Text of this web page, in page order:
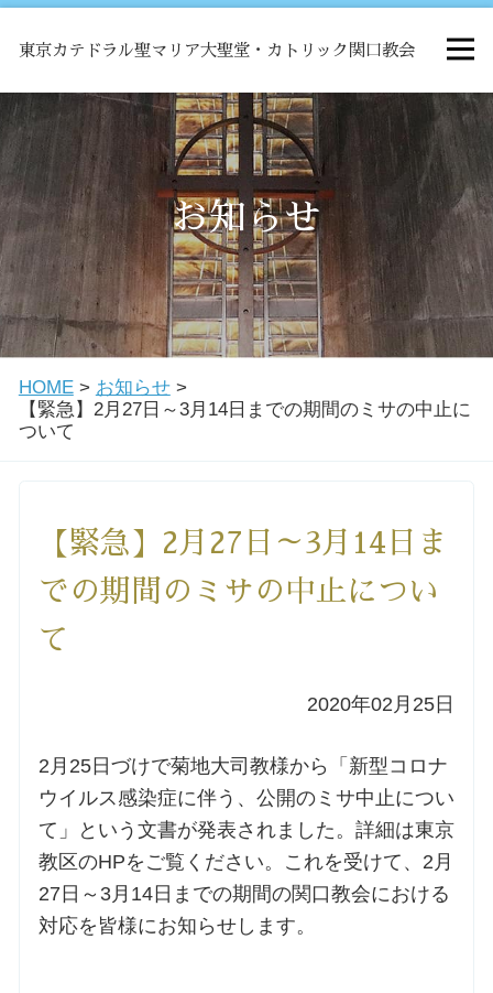
東京カテドラル聖マリア大聖堂・カトリック関口教会
HOME
ミサ
お知らせ
関口教会について
教会学校・中高生会
洗礼を希望される方
講座のご案内
シスター中島の講座
教区カテキスタの講座
三田助祭の講座
お知らせ
HOME> お知らせ>
【緊急】2月27日～3月14日までの期間のミサの中止に
ついて
【緊急】2月27日～3月14日ま
での期間のミサの中止につい
て
2020年02月25日
2月25日づけで菊地大司教様から「新型コロナ
ウイルス感染症に伴う、公開のミサ中止につい
て」という文書が発表されました。詳細は東京
教区のHPをご覧ください。これを受けて、2月
27日～3月14日までの期間の関口教会における
対応を皆様にお知らせします。